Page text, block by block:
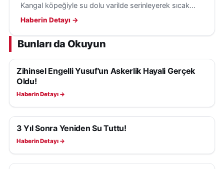
Kangal köpeğiyle su dolu varilde serinleyerek sıcak
havanın etkisini hafifletiyor.
Haberin Detayı →
Bunları da Okuyun
YAŞAM
Zihinsel Engelli Yusuf'un Askerlik Hayali Gerçek
Oldu!
Haberin Detayı →
YAŞAM
3 Yıl Sonra Yeniden Su Tuttu!
Haberin Detayı →